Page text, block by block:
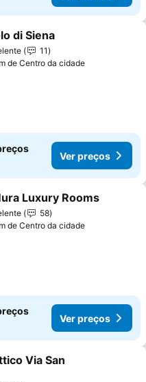
aos favoritos
di Siena
11
de Centro da cidade
Ver preços
aos favoritos
Luxury Rooms
58
de Centro da cidade
Ver preços
aos favoritos
Via San